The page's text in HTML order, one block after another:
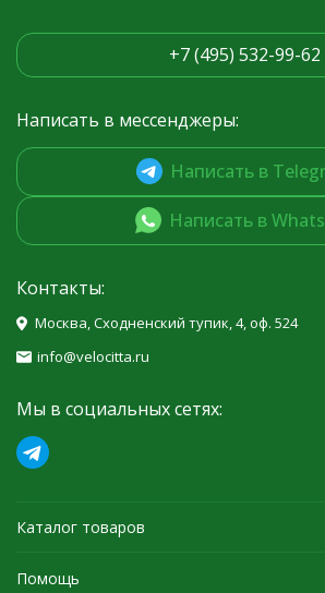
+7 (495) 532-99-62
Написать в мессенджеры:
Написать в
Написать в
Контакты:
Москва, Сходненский тупик, 4, оф. 524
info@velocitta.ru
Мы в социальных сетях:
Каталог товаров
Помощь